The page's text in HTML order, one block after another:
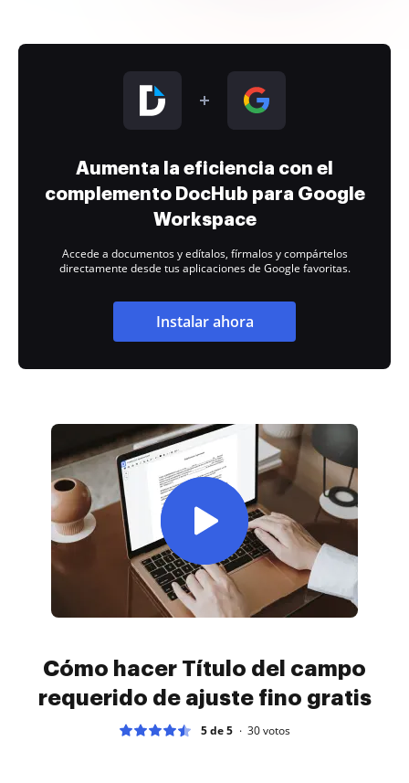
Aumenta la eficiencia con el
complemento DocHub para Google
Workspace
Accede a documentos y edítalos, fírmalos y compártelos
directamente desde tus aplicaciones de Google favoritas.
Instalar ahora
Cómo hacer Título del campo
requerido de ajuste fino gratis
5 de 5 30votos